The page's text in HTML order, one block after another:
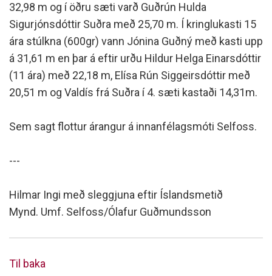
32,98 m og í öðru sæti varð Guðrún Hulda
Sigurjónsdóttir Suðra með 25,70 m. Í kringlukasti 15
ára stúlkna (600gr) vann Jónina Guðný með kasti upp
á 31,61 m en þar á eftir urðu Hildur Helga Einarsdóttir
(11 ára) með 22,18 m, Elísa Rún Siggeirsdóttir með
20,51 m og Valdís frá Suðra í 4. sæti kastaði 14,31m.
Sem sagt flottur árangur á innanfélagsmóti Selfoss.
---
Hilmar Ingi með sleggjuna eftir Íslandsmetið
Mynd. Umf. Selfoss/Ólafur Guðmundsson
Til baka